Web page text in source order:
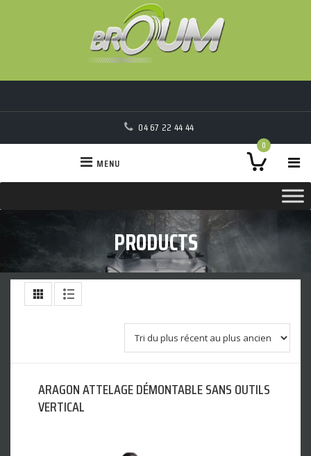
04 67 22 44 44
0
MENU
PRODUCTS
ARAGON ATTELAGE DÉMONTABLE SANS OUTILS
VERTICAL